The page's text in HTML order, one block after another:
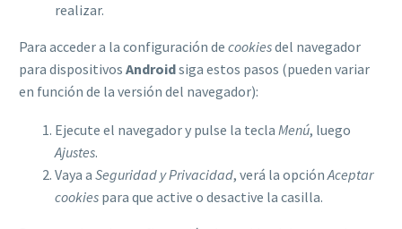
realizar.
Para acceder a la configuración de cookiesdel navegador
para dispositivos Androidsiga estos pasos (pueden variar
en función de la versión del navegador):
Ejecute el navegador y pulse la tecla Menú, luego
Ajustes.
Vaya a Seguridad y Privacidad, verá la opción Aceptar
cookies para que active o desactive la casilla.